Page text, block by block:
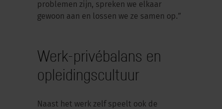
problemen zijn, spreken we elkaar
gewoon aan en lossen we ze samen op.”
Werk-privébalans en
opleidingscultuur
Naast het werk zelf speelt ook de